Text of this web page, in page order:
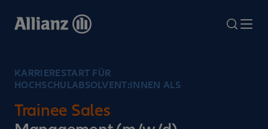
zum
search
KARRIERESTART FÜR
HOCHSCHULABSOLVENT:INNEN ALS
Trainee Sales